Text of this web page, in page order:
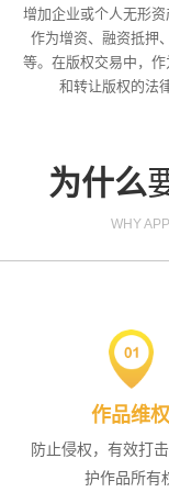
增加企业或个人无形
作为增资、融资抵押
等。在版权交易中，作
和转让版权的法
为什么
WHY
作品维权
防止侵权，有效打
护作品所有